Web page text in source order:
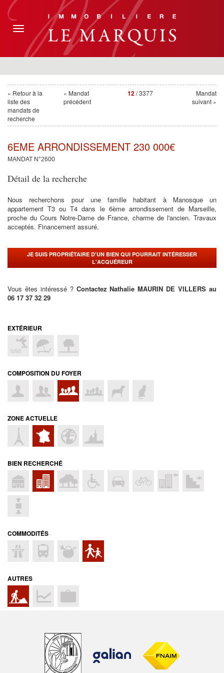
Toggle
navigation
« Retour à la
liste des
mandats de
recherche
« Mandat
précédent
12/ 3377
Mandat
suivant »
6EME ARRONDISSEMENT 230 000€
MANDAT N°2600
Détail de la recherche
Nous recherchons pour une famille habitant à Manosque un
appartement T3 ou T4 dans le 6ème arrondissement de Marseille,
proche du Cours Notre-Dame de France, charme de l'ancien. Travaux
acceptés. Financement assuré.
JE SUIS PROPRIÉTAIRE D'UN BIEN QUI POURRAIT INTÉRESSER
L'ACQUÉREUR
Vous êtes intéressé ? Contactez Nathalie MAURIN DE VILLERS au
06 17 37 32 29
EXTÉRIEUR
COMPOSITION DU FOYER
ZONE ACTUELLE
BIEN RECHERCHÉ
COMMODITÉS
AUTRES